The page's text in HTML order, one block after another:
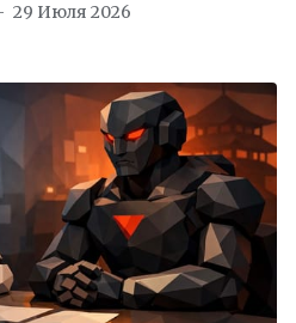
29 Июля 2026